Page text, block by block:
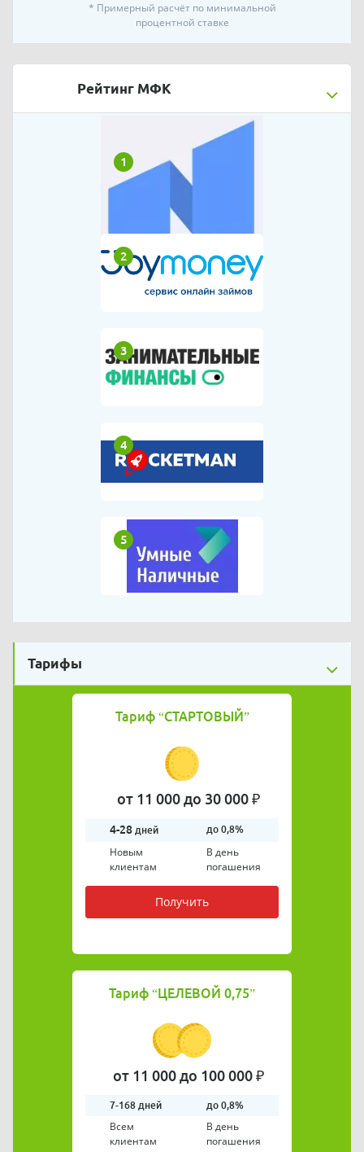
* Примерный расчёт по минимальной
процентной ставке
Рейтинг МФК
1
2
3
4
5
Тарифы
Тариф “СТАРТОВЫЙ”
от 11 000 до 30 000 ₽
4-28 дней до 0,8%
Новым
клиентам
В день
погашения
Получить
Тариф “ЦЕЛЕВОЙ 0,75”
от 11 000 до 100 000 ₽
7-168 дней до 0,8%
Всем
клиентам
В день
погашения